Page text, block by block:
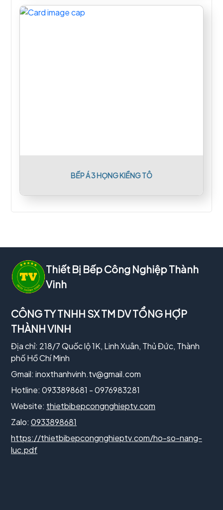
BẾP Á 3 HỌNG KIỀNG TÔ
Thiết Bị Bếp Công Nghiệp Thành
Vinh
CÔNG TY TNHH SX TM DV TỔNG HỢP
THÀNH VINH
Địa chỉ: 218/7 Quốc lộ 1K, Linh Xuân, Thủ Đức, Thành
phố Hồ Chí Minh
Gmail: inoxthanhvinh.tv@gmail.com
Hotline: 0933898681 - 0976983281
Website: thietbibepcongnghieptv.com
Zalo: 0933898681
https://thietbibepcongnghieptv.com/ho-so-nang-
luc.pdf